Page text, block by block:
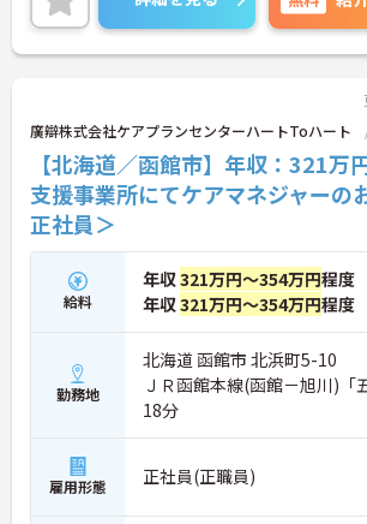
廣辯株式会社ケアプランセンターハートToハート
【北海道／函館市】年収：321
支援事業所にてケアマネジャーの
正社員＞
給料
年収321万円～354万円程度
年収321万円～354万円程度
勤務地
北海道 函館市 北浜町5-10
ＪＲ函館本線(函館－旭川)「
18分
雇用形態 正社員(正職員)